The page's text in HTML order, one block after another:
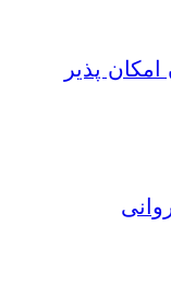
پذیر